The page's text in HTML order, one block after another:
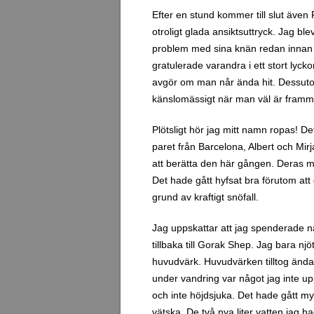
och inte höjdsjuka. Det hade gått
vätska. De två nya liter vatten jag
kände mig rejält törstig när jag
drack jag nästan två liter vatten
Peng dök upp hade huvudvärken
berättade för honom om mitt
fick ändå i mig all mat. En rejäl
Då jag efter middagen kände mig
planerat att vi skall börja gå upp till
Everest Base Camp-trekken.
jag verkligen orka? Efter besöket
vandringen nedåt, eventuellt så
pass tuff att den inte kändes
Jag känner mig relativt nöjd även
jag har fått uppleva hittills räcker